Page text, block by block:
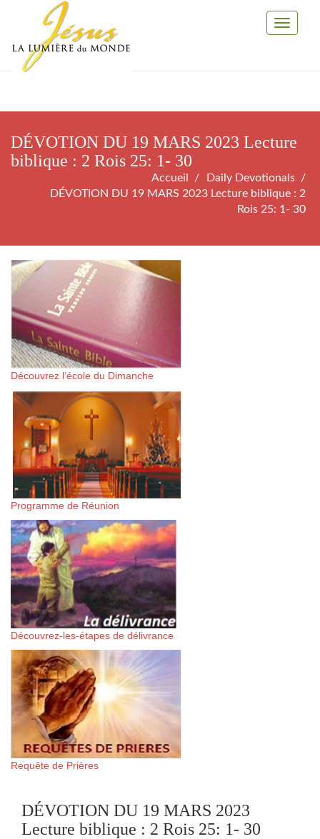
Toggle
DÉVOTION DU 19 MARS 2023 Lecture
biblique : 2 Rois 25: 1- 30
Accueil
Daily Devotionals
DÉVOTION DU 19 MARS 2023 Lecture biblique : 2
Rois 25: 1- 30
Découvrez l’école du Dimanche
Programme de Réunion
Découvrez-les-étapes de délivrance
Requête de Prières
DÉVOTION DU 19 MARS 2023
Lecture biblique : 2 Rois 25: 1- 30